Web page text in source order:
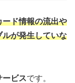
ド情報の流出や
が発生していな
ービスです。